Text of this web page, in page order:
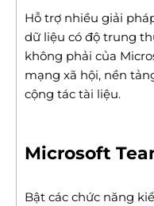
Hỗ trợ nhiều giải
dữ liệu có độ trung
không phải của
mạng xã hội, nền
cộng tác tài liệu.
Microsoft
Bật các chức năng